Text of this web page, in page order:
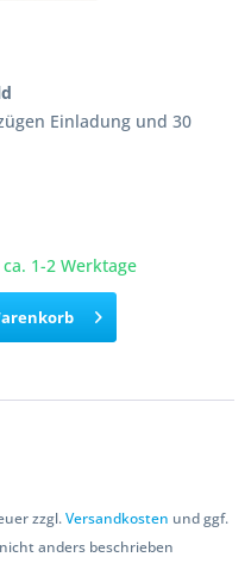
Einladung und 30
1-2 Werktage
zzgl.Versandkosten und ggf.
anders beschrieben